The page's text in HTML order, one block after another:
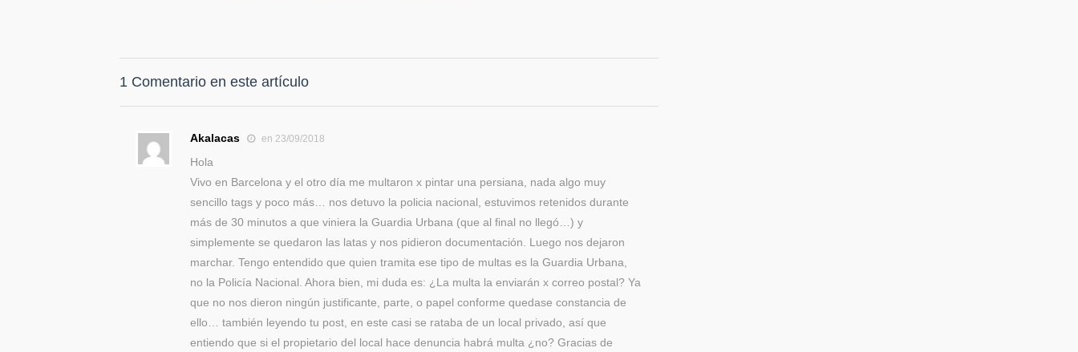
1 Comentario en este artículo
Akalacas en 23/09/2018
Hola
Vivo en Barcelona y el otro día me multaron x pintar una persiana, nada algo muy
sencillo tags y poco más… nos detuvo la policia nacional, estuvimos retenidos durante
más de 30 minutos a que viniera la Guardia Urbana (que al final no llegó…) y
simplemente se quedaron las latas y nos pidieron documentación. Luego nos dejaron
marchar. Tengo entendido que quien tramita ese tipo de multas es la Guardia Urbana,
no la Policía Nacional. Ahora bien, mi duda es: ¿La multa la enviarán x correo postal? Ya
que no nos dieron ningún justificante, parte, o papel conforme quedase constancia de
ello… también leyendo tu post, en este casi se rataba de un local privado, así que
entiendo que si el propietario del local hace denuncia habrá multa ¿no? Gracias de